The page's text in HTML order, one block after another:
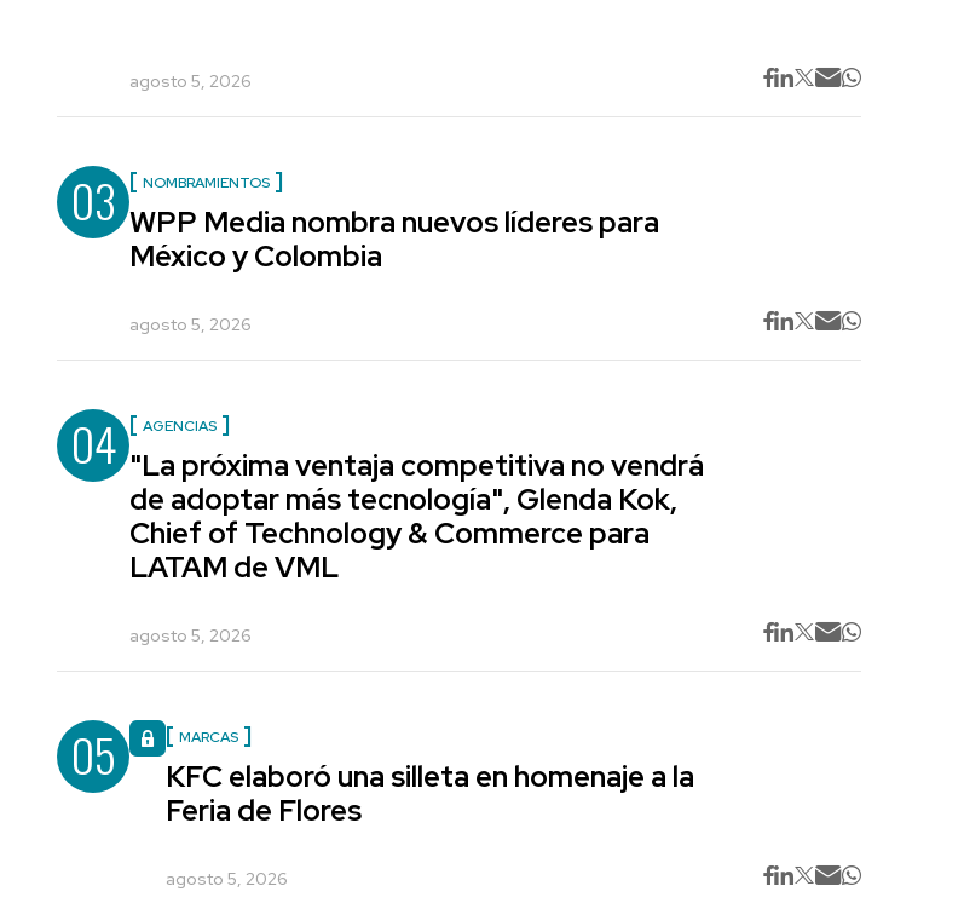
agosto 5, 2026
03 NOMBRAMIENTOS
WPP Media nombra nuevos líderes para
México y Colombia
agosto 5, 2026
04 AGENCIAS
"La próxima ventaja competitiva no vendrá
de adoptar más tecnología", Glenda Kok,
Chief of Technology & Commerce para
LATAM de VML
agosto 5, 2026
05 MARCAS
KFC elaboró una silleta en homenaje a la
Feria de Flores
agosto 5, 2026